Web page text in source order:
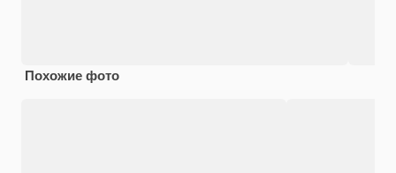
Похожие фото